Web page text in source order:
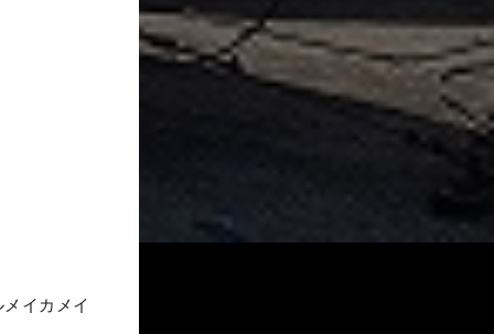
イカメイ